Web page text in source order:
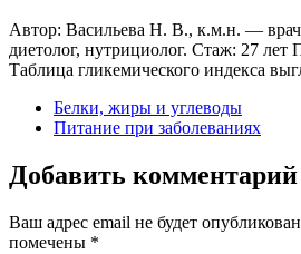
Автор: Васильева Н. В., к.м.н. —
диетолог, нутрициолог. Стаж: 27 лет
Таблица гликемического индекса
Белки, жиры и углеводы
Питание при заболеваниях
Добавить комментарий
Ваш адрес email не будет
помечены *